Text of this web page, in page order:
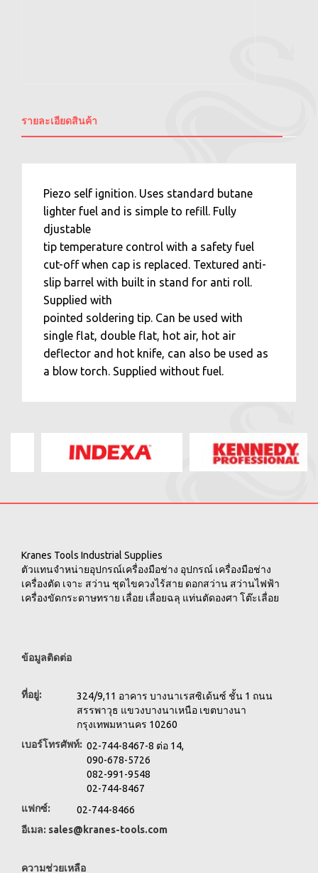
รายละเอียดสินค้า
Piezo self ignition. Uses standard butane
lighter fuel and is simple to refill. Fully
djustable
tip temperature control with a safety fuel
cut-off when cap is replaced. Textured anti-
slip barrel with built in stand for anti roll.
Supplied with
pointed soldering tip. Can be used with
single flat, double flat, hot air, hot air
deflector and hot knife, can also be used as
a blow torch. Supplied without fuel.
Kranes Tools Industrial Supplies
ตัวแทนจำหน่ายอุปกรณ์เครื่องมือช่าง อุปกรณ์ เครื่องมือช่าง
เครื่องตัด เจาะ สว่าน ชุดไขควงไร้สาย ดอกสว่าน สว่านไฟฟ้า
เครื่องขัดกระดาษทราย เลื่อย เลื่อยฉลุ แท่นตัดองศา โต๊ะเลื่อย
ข้อมูลติดต่อ
ที่อยู่:
324/9,11 อาคาร บางนาเรสซิเด้นซ์ ชั้น 1 ถนน
สรรพาวุธ แขวงบางนาเหนือ เขตบางนา
กรุงเทพมหานคร 10260
เบอร์โทรศัพท์: 02-744-8467-8 ต่อ 14,
090-678-5726
082-991-9548
02-744-8467
แฟกซ์:
02-744-8466
อีเมล: sales@kranes-tools.com
ความช่วยเหลือ